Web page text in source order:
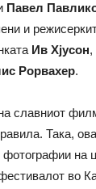
Павел
и
Ив Хјусон,
Рорвахер.
славниот
Така,
на
во